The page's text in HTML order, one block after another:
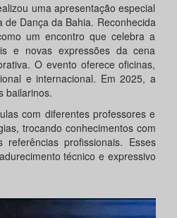
uma apresentação especial
Dança da Bahia. Reconhecida
um encontro que celebra a
e novas expressões da cena
O evento oferece oficinas,
e internacional. Em 2025, a
bailarinos.
com diferentes professores e
trocando conhecimentos com
profissionais. Esses
técnico e expressivo